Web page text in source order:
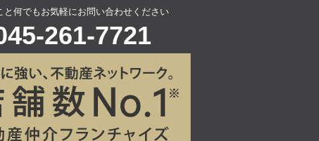
と何でもお気軽にお問い合わせください
261-7721